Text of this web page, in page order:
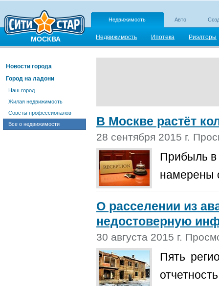
МОСКВА
Недвижимость Авто
Недвижимость Ипотека Риэлторы
Новости города
Город на ладони
Наш город
Жилая недвижимость
Советы профессионалов
Все о недвижимости
В Москве растёт
28 сентября 2015 г.
Прибыль в
намерены
О расселении из
недостоверную
30 августа 2015 г.
Пять